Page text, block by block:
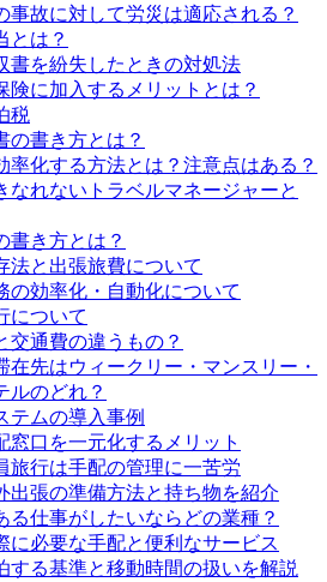
事故に対して労災は適応される？
とは？
書を紛失したときの対処法
険に加入するメリットとは？
税
の書き方とは？
率化する方法とは？注意点はある？
なれないトラベルマネージャーと
書き方とは？
法と出張旅費について
の効率化・自動化について
について
交通費の違うもの？
在先はウィークリー・マンスリー・
ルのどれ？
テムの導入事例
窓口を一元化するメリット
旅行は手配の管理に一苦労
出張の準備方法と持ち物を紹介
る仕事がしたいならどの業種？
に必要な手配と便利なサービス
する基準と移動時間の扱いを解説